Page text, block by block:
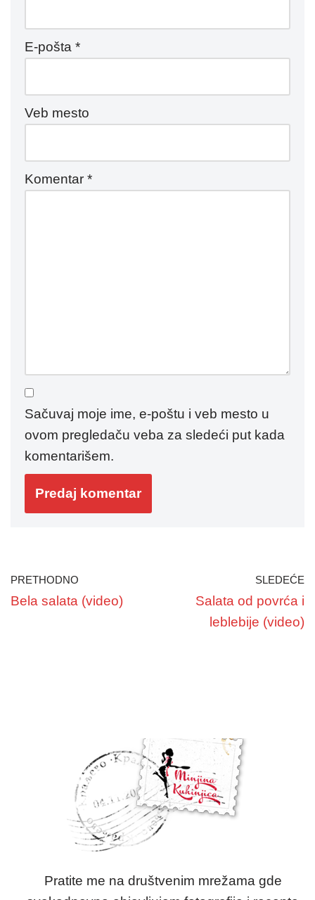
E-pošta *
Veb mesto
Komentar *
Sačuvaj moje ime, e-poštu i veb mesto u
ovom pregledaču veba za sledeći put kada
komentarišem.
PRETHODNO
Bela salata (video)
SLEDEĆE
Salata od povrća i
leblebije (video)
Pratite me na društvenim mrežama gde